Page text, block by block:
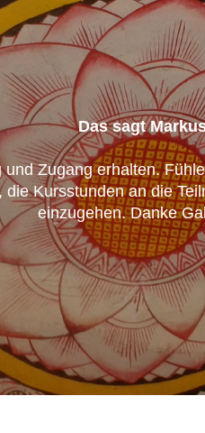
Das sagt
Zugang erhalten.
Kursstunden an die
einzugehen. Danke